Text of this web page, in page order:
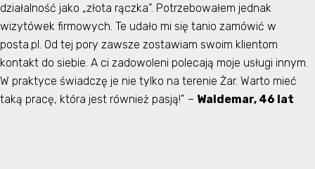
działalność jako „złota rączka”. Potrzebowałem jednak
wizytówek firmowych. Te udało mi się tanio zamówić w
posta.pl. Od tej pory zawsze zostawiam swoim klientom
kontakt do siebie. A ci zadowoleni polecają moje usługi innym.
W praktyce świadczę je nie tylko na terenie Żar. Warto mieć
taką pracę, która jest również pasją!” – Waldemar, 46 lat